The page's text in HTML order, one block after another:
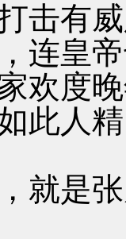
有威
连皇
欢度
此人
是张